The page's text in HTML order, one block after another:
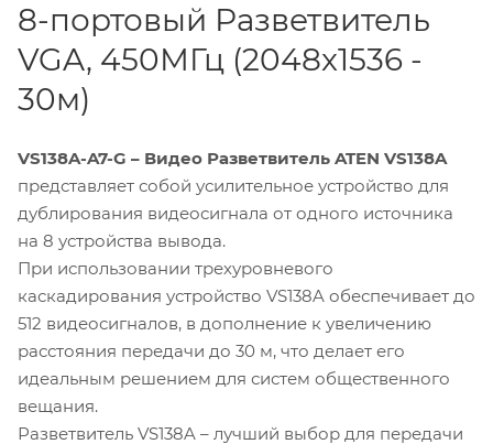
8-портовый Разветвитель
VGA, 450МГц (2048x1536 -
30м)
VS138A-A7-G – Видео Разветвитель ATEN VS138A
представляет собой усилительное устройство для
дублирования видеосигнала от одного источника
на 8 устройства вывода.
При использовании трехуровневого
каскадирования устройство VS138A обеспечивает до
512 видеосигналов, в дополнение к увеличению
расстояния передачи до 30 м, что делает его
идеальным решением для систем общественного
вещания.
Разветвитель VS138A – лучший выбор для передачи